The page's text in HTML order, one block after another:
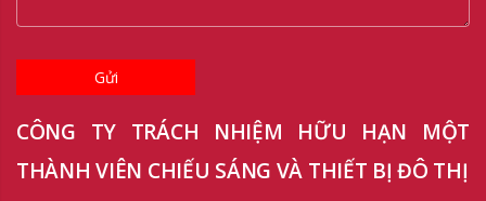
Gửi
CÔNG TY TRÁCH NHIỆM HỮU HẠN MỘT
THÀNH VIÊN CHIẾU SÁNG VÀ THIẾT BỊ ĐÔ THỊ